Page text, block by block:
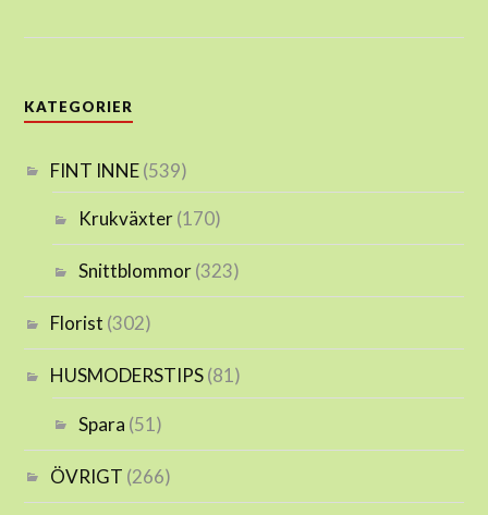
KATEGORIER
FINT INNE(539)
Krukväxter(170)
Snittblommor(323)
Florist (302)
HUSMODERSTIPS(81)
Spara (51)
ÖVRIGT (266)